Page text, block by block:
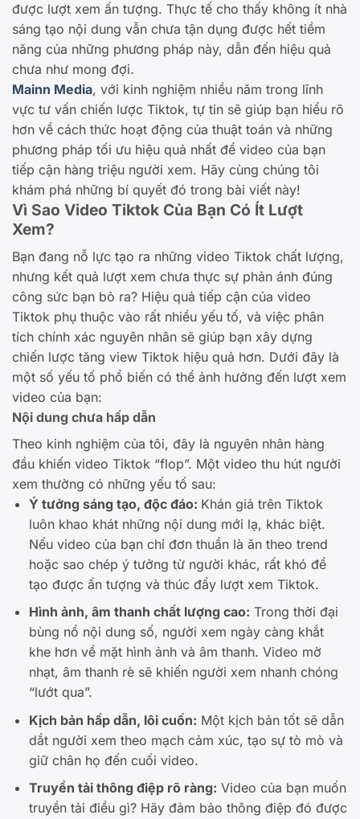
được lượt xem ấn tượng. Thực tế cho thấy không ít nhà
sáng tạo nội dung vẫn chưa tận dụng được hết tiềm
năng của những phương pháp này, dẫn đến hiệu quả
chưa như mong đợi.
Mainn Media, với kinh nghiệm nhiều năm trong lĩnh
vực tư vấn chiến lược Tiktok, tự tin sẽ giúp bạn hiểu rõ
hơn về cách thức hoạt động của thuật toán và những
phương pháp tối ưu hiệu quả nhất để video của bạn
tiếp cận hàng triệu người xem. Hãy cùng chúng tôi
khám phá những bí quyết đó trong bài viết này!
Vì Sao Video Tiktok Của Bạn Có Ít Lượt
Xem?
Bạn đang nỗ lực tạo ra những video Tiktok chất lượng,
nhưng kết quả lượt xem chưa thực sự phản ánh đúng
công sức bạn bỏ ra? Hiệu quả tiếp cận của video
Tiktok phụ thuộc vào rất nhiều yếu tố, và việc phân
tích chính xác nguyên nhân sẽ giúp bạn xây dựng
chiến lược tăng view Tiktok hiệu quả hơn. Dưới đây là
một số yếu tố phổ biến có thể ảnh hưởng đến lượt xem
video của bạn:
Nội dung chưa hấp dẫn
Theo kinh nghiệm của tôi, đây là nguyên nhân hàng
đầu khiến video Tiktok “flop”. Một video thu hút người
xem thường có những yếu tố sau:
Ý tưởng sáng tạo, độc đáo: Khán giả trên Tiktok
luôn khao khát những nội dung mới lạ, khác biệt.
Nếu video của bạn chỉ đơn thuần là ăn theo trend
hoặc sao chép ý tưởng từ người khác, rất khó để
tạo được ấn tượng và thúc đẩy lượt xem Tiktok.
Hình ảnh, âm thanh chất lượng cao: Trong thời đại
bùng nổ nội dung số, người xem ngày càng khắt
khe hơn về mặt hình ảnh và âm thanh. Video mờ
nhạt, âm thanh rè sẽ khiến người xem nhanh chóng
“lướt qua”.
Kịch bản hấp dẫn, lôi cuốn: Một kịch bản tốt sẽ dẫn
dắt người xem theo mạch cảm xúc, tạo sự tò mò và
giữ chân họ đến cuối video.
Truyền tải thông điệp rõ ràng: Video của bạn muốn
truyền tải điều gì? Hãy đảm bảo thông điệp đó được